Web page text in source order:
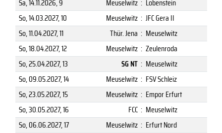
Sa, 14.11.2026, 9 Meuselwitz : Lobenstein
So, 14.03.2027, 10 Meuselwitz : JFC Gera II
So, 11.04.2027, 11 Thür. Jena : Meuselwitz
So, 18.04.2027, 12 Meuselwitz : Zeulenroda
So, 25.04.2027, 13 SG NT : Meuselwitz
So, 09.05.2027, 14 Meuselwitz : FSV Schleiz
So, 23.05.2027, 15 Meuselwitz : Empor Erfurt
So, 30.05.2027, 16 FCC : Meuselwitz
So, 06.06.2027, 17 Meuselwitz : Erfurt Nord